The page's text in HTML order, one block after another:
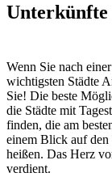
Unterkünfte
Wenn Sie nach
wichtigsten Städte
Sie! Die beste
die Städte mit
finden, die am
einem Blick auf
heißen. Das Herz
verdient.